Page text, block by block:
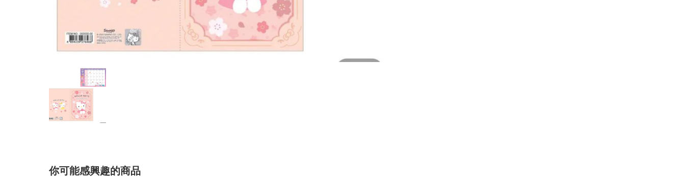
你可能感興趣的商品